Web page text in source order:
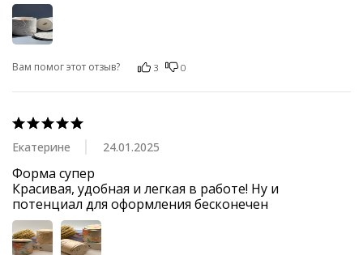
Вам помог этот отзыв? 3 0
Екатерине 24.01.2025
Форма супер
Красивая, удобная и легкая в работе! Ну и
потенциал для оформления бесконечен